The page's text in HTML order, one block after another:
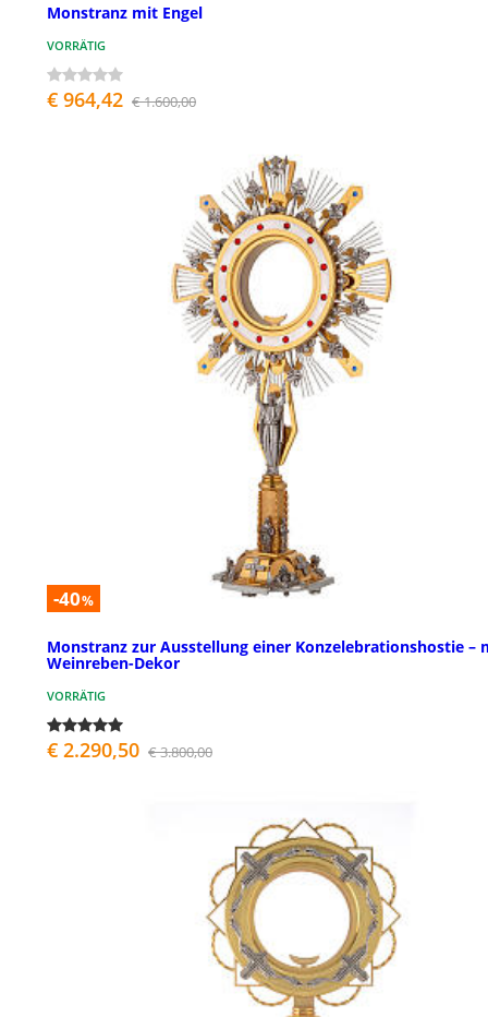
Monstranz mit Engel
VORRÄTIG
€ 964,42 € 1.600,00
-40%
Monstranz zur Ausstellung einer Konzelebrationshostie –
Weinreben-Dekor
VORRÄTIG
€ 2.290,50 € 3.800,00